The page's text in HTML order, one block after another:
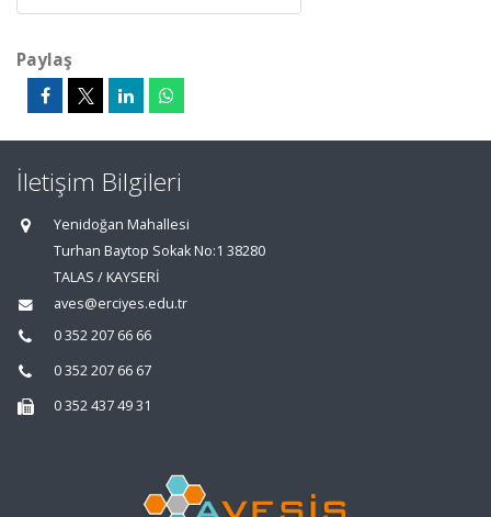
Paylaş
İletişim Bilgileri
Yenidoğan Mahallesi
Turhan Baytop Sokak No:1 38280
TALAS / KAYSERİ
aves@erciyes.edu.tr
0 352 207 66 66
0 352 207 66 67
0 352 437 49 31